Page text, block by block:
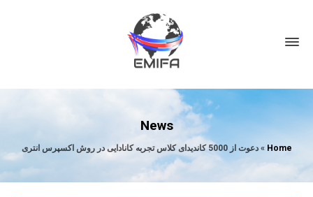
News
Home
»دعوت از 5000 کاندیدای کلاس تجربه کانادایی در روش اکسپرس انتری